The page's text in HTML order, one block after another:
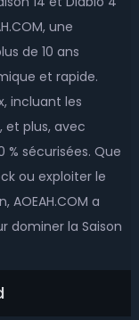
une
de 10 ans
et rapide.
incluant les
et plus, avec
sécurisées. Que
ou exploiter le
a
dominer la Saison